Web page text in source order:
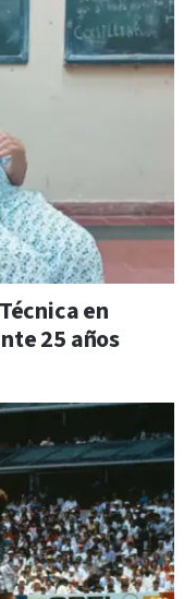
en
25 años